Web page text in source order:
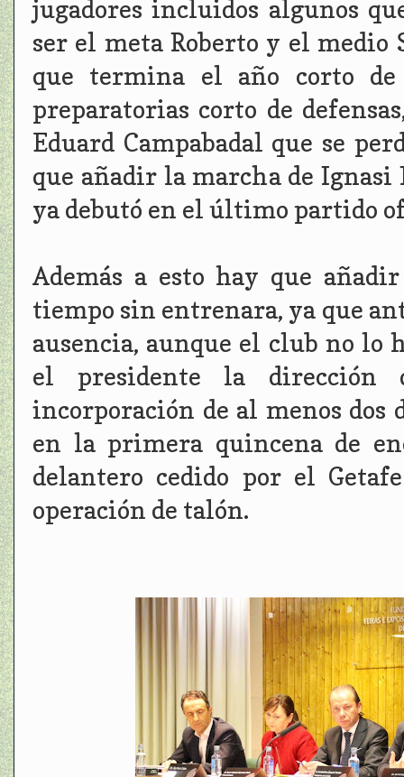
jugadores incluidos algunos
ser el meta Roberto y el medio
que termina el año corto de
preparatorias corto de
Eduard Campabadal que se
que añadir la marcha de
ya debutó en el último partido
Además a esto hay que
tiempo sin entrenara, ya que
ausencia, aunque el club no lo
el presidente la dirección
incorporación de al menos dos
en la primera quincena de
delantero cedido por el
operación de talón.